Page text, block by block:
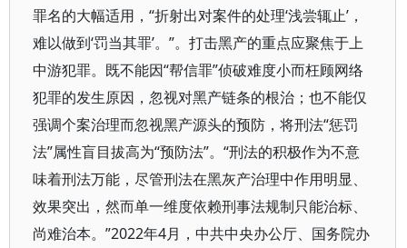
罪名的大幅适用，“折射出对案件的处理‘浅尝辄止’，
难以做到‘罚当其罪’。”。打击黑产的重点应聚焦于上
中游犯罪。既不能因“帮信罪”侦破难度小而枉顾网络
犯罪的发生原因，忽视对黑产链条的根治；也不能仅
强调个案治理而忽视黑产源头的预防，将刑法“惩罚
法”属性盲目拔高为“预防法”。“刑法的积极作为不意
味着刑法万能，尽管刑法在黑灰产治理中作用明显、
效果突出，然而单一维度依赖刑事法规制只能治标、
尚难治本。”2022年4月，中共中央办公厅、国务院办